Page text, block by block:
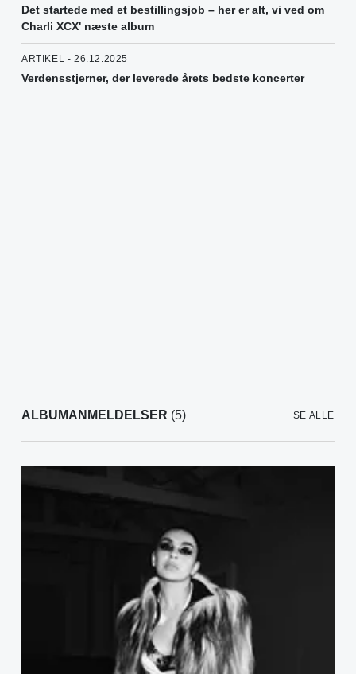
Det startede med et bestillingsjob – her er alt, vi ved om
Charli XCX' næste album
ARTIKEL - 26.12.2025
Verdensstjerner, der leverede årets bedste koncerter
ALBUMANMELDELSER (5) SE ALLE